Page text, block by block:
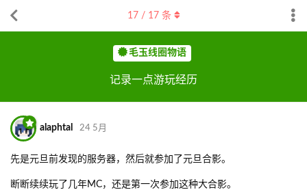
毛玉线圈物语
记录一点游玩经历
17 / 17 条
alaphtal 24 5月
先是元旦前发现的服务器，然后就参加了元旦合影。
断断续续玩了几年MC，还是第一次参加这种大合影。